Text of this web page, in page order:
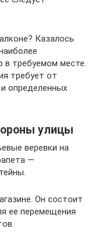
Казалось
в требуемом месте.
требует от
определенных
улицы
веревки на
—
Он состоит
ее перемещения